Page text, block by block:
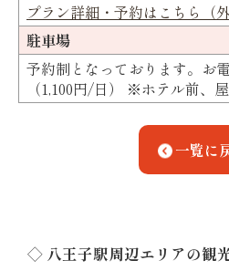
プラン詳細・予約はこちら（
駐車場
予約制となっております。お
（1,100円/日） ※ホテル前、
一覧に
◇ 八王子駅周辺エリアの観